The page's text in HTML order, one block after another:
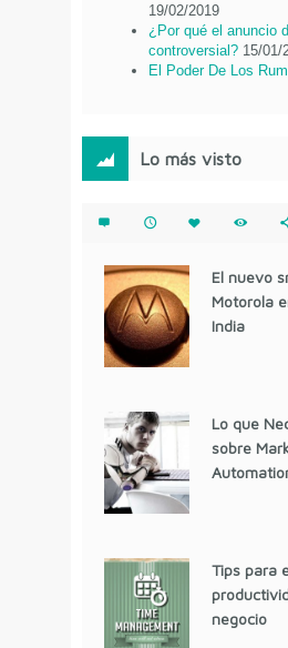
19/02/2019
¿Por qué el anuncio
controversial? 15/01/
El Poder De Los
Lo más visto
El nuevo
Motorola
India
Lo que
sobre
Tips para
negocio